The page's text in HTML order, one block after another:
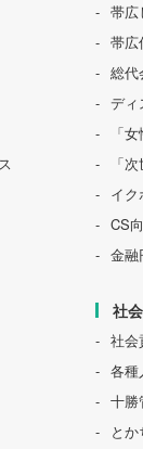
帯広
帯広
総代
ディ
「
「
イク
CS
金融
社
社会
各種
十勝
と